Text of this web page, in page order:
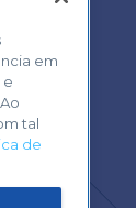
em
e
tal
de